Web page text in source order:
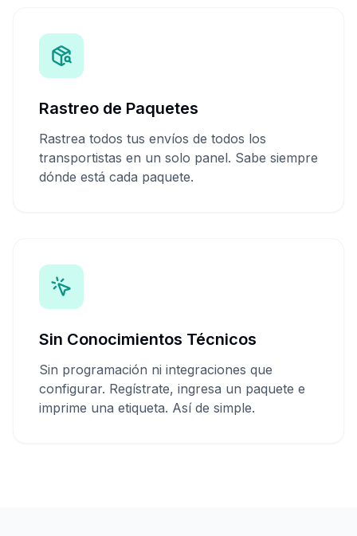
Rastreo de Paquetes
Rastrea todos tus envíos de todos los
transportistas en un solo panel. Sabe siempre
dónde está cada paquete.
Sin Conocimientos Técnicos
Sin programación ni integraciones que
configurar. Regístrate, ingresa un paquete e
imprime una etiqueta. Así de simple.